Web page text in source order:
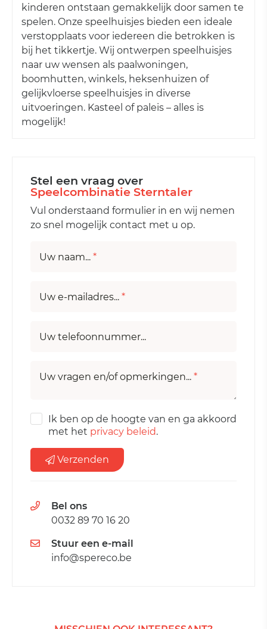
kinderen ontstaan ​​gemakkelijk door samen te
spelen. Onze speelhuisjes bieden een ideale
verstopplaats voor iedereen die betrokken is
bij het tikkertje. Wij ontwerpen speelhuisjes
naar uw wensen als paalwoningen,
boomhutten, winkels, heksenhuizen of
gelijkvloerse speelhuisjes in diverse
uitvoeringen. Kasteel of paleis – alles is
mogelijk!
Stel een vraag over
Speelcombinatie Sterntaler
Vul onderstaand formulier in en wij nemen
zo snel mogelijk contact met u op.
Uw naam... *
Uw e-mailadres... *
Uw telefoonnummer...
Uw vragen en/of opmerkingen... *
Ik ben op de hoogte van en ga akkoord
met het privacy beleid.
Verzenden
Bel ons
0032 89 70 16 20
Stuur een e-mail
info@spereco.be